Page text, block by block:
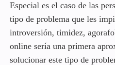
Especial es el caso de las
tipo de problema que les
introversión, timidez,
online sería una primera
solucionar este tipo de